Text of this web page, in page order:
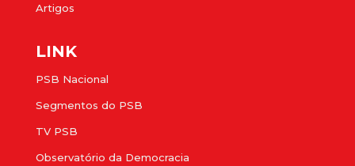
Artigos
LINK
PSB Nacional
Segmentos do PSB
TV PSB
Observatório da Democracia